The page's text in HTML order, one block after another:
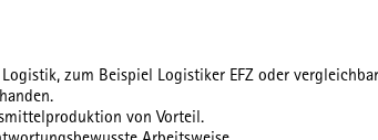
zum Beispiel Logistiker EFZ oder
von Vorteil.